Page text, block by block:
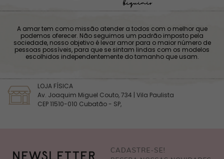
A amar tem como missão atender a todos com o melhor que
podemos oferecer. Não seguimos um padrão imposto pela
sociedade, nosso objetivo é levar amor para o maior número de
pessoas possíveis, para que se sintam lindas com os modelos
escolhidos independentemente do tamanho que usam.
LOJA FÍSICA
Av. Joaquim Miguel Couto, 734 | Vila Paulista
CEP 11510-010 Cubatão - SP,